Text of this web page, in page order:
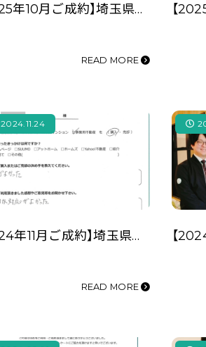
【2025年10月ご成約】埼玉県川越市の事業用不動産をご購入のD株式会社様
READ MORE
2024.11.24
【2024年11月ご成約】埼玉県川越市の事業用不動産(土地)をご購入の(株)T様
READ MORE